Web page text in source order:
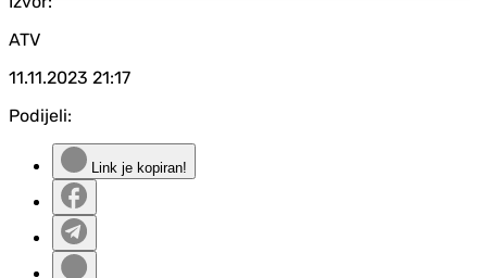
ATV
11.11.2023 21:17
Podijeli:
Link je kopiran!